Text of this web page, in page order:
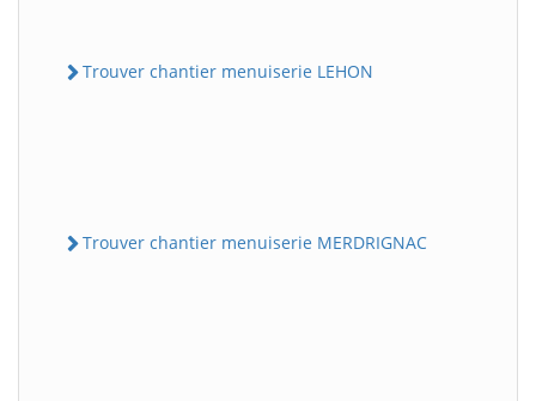
Trouver chantier menuiserie LEHON
Trouver chantier menuiserie MERDRIGNAC